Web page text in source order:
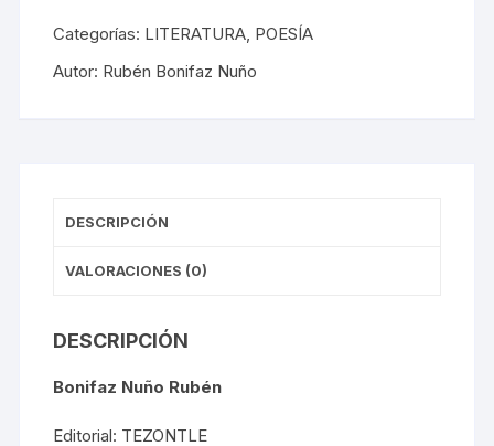
Categorías: LITERATURA, POESÍA
Autor: Rubén Bonifaz Nuño
DESCRIPCIÓN
VALORACIONES (0)
DESCRIPCIÓN
Bonifaz Nuño Rubén
Editorial: TEZONTLE